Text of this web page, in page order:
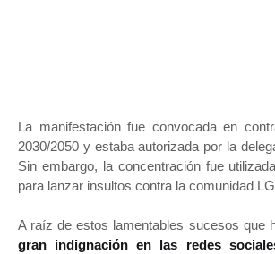
La manifestación fue convocada en
2030/2050 y estaba autorizada por la
Sin embargo, la concentración fue
para lanzar insultos contra la comunidad
A raíz de estos lamentables sucesos que
gran indignación en las redes